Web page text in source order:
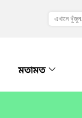
মতামত